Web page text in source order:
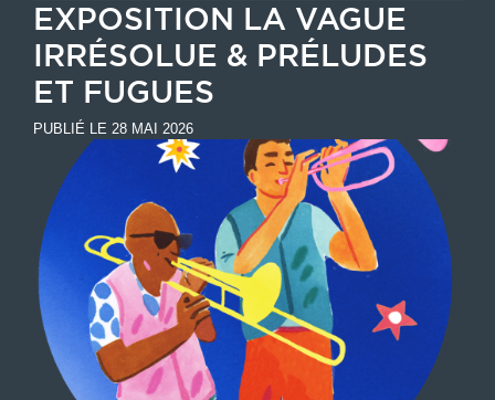
EXPOSITION LA VAGUE
IRRÉSOLUE & PRÉLUDES
ET FUGUES
PUBLIÉ LE 28 MAI 2026